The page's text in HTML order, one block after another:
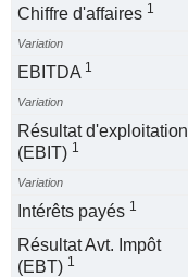
Chiffre d'affaires 1
Variation
EBITDA 1
Variation
Résultat d'exploitation
(EBIT) 1
Variation
Intérêts payés 1
Résultat Avt. Impôt
(EBT) 1